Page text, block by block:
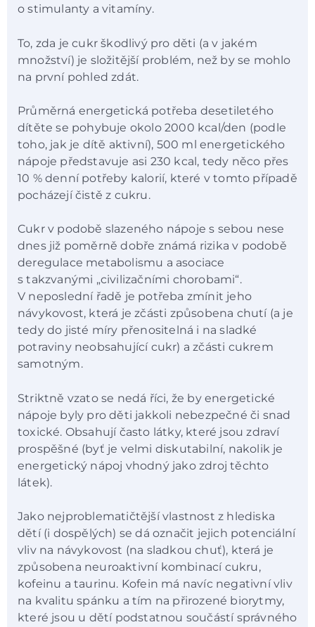
o stimulanty a vitamíny.
To, zda je cukr škodlivý pro děti (a v jakém
množství) je složitější problém, než by se mohlo
na první pohled zdát.
Průměrná energetická potřeba desetiletého
dítěte se pohybuje okolo 2000 kcal/den (podle
toho, jak je dítě aktivní), 500 ml energetického
nápoje představuje asi 230 kcal, tedy něco přes
10 % denní potřeby kalorií, které v tomto případě
pocházejí čistě z cukru.
Cukr v podobě slazeného nápoje s sebou nese
dnes již poměrně dobře známá rizika v podobě
deregulace metabolismu a asociace
s takzvanými „civilizačními chorobami“.
V neposlední řadě je potřeba zmínit jeho
návykovost, která je zčásti způsobena chutí (a je
tedy do jisté míry přenositelná i na sladké
potraviny neobsahující cukr) a zčásti cukrem
samotným.
Striktně vzato se nedá říci, že by energetické
nápoje byly pro děti jakkoli nebezpečné či snad
toxické. Obsahují často látky, které jsou zdraví
prospěšné (byť je velmi diskutabilní, nakolik je
energetický nápoj vhodný jako zdroj těchto
látek).
Jako nejproblematičtější vlastnost z hlediska
dětí (i dospělých) se dá označit jejich potenciální
vliv na návykovost (na sladkou chuť), která je
způsobena neuroaktivní kombinací cukru,
kofeinu a taurinu. Kofein má navíc negativní vliv
na kvalitu spánku a tím na přirozené biorytmy,
které jsou u dětí podstatnou součástí správného